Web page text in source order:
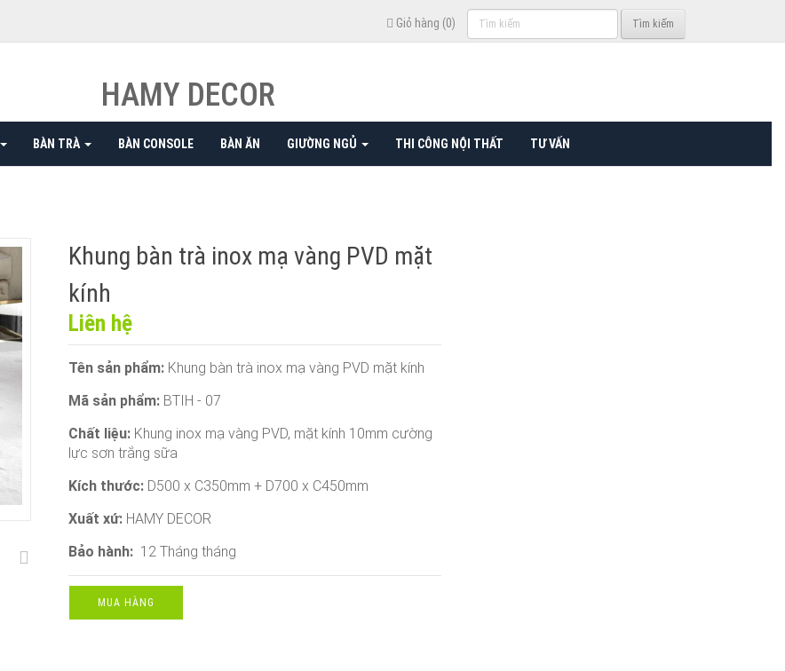
Giỏ hàng (0)
Tìm
kiếm
Tìm kiếm
HAMY DECOR
BÀN TRÀ BÀN CONSOLE BÀN ĂN GIƯỜNG NGỦ THI CÔNG NỘI THẤT TƯ VẤN
Khung bàn trà inox mạ vàng PVD mặt
kính
Liên hệ
Tên sản phẩm: Khung bàn trà inox mạ vàng PVD mặt kính
Mã sản phẩm: BTIH - 07
Chất liệu: Khung inox mạ vàng PVD, mặt kính 10mm cường
lực sơn trắng sữa
Kích thước: D500 x C350mm + D700 x C450mm
Xuất xứ: HAMY DECOR
Bảo hành: 12 Tháng tháng
MUA HÀNG